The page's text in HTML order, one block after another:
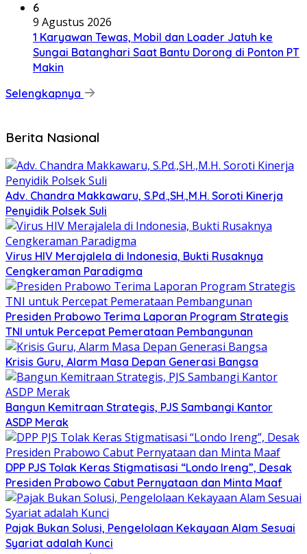
6
9 Agustus 2026
1 Karyawan Tewas, Mobil dan Loader Jatuh ke
Sungai Batanghari Saat Bantu Dorong di Ponton PT
Makin
Selengkapnya
Berita Nasional
Adv. Chandra Makkawaru, S.Pd.,SH.,M.H. Soroti Kinerja
Penyidik Polsek Suli
Virus HIV Merajalela di Indonesia, Bukti Rusaknya
Cengkeraman Paradigma
Presiden Prabowo Terima Laporan Program Strategis
TNI untuk Percepat Pemerataan Pembangunan
Krisis Guru, Alarm Masa Depan Generasi Bangsa
Bangun Kemitraan Strategis, PJS Sambangi Kantor
ASDP Merak
DPP PJS Tolak Keras Stigmatisasi “Londo Ireng”, Desak
Presiden Prabowo Cabut Pernyataan dan Minta Maaf
Pajak Bukan Solusi, Pengelolaan Kekayaan Alam Sesuai
Syariat adalah Kunci